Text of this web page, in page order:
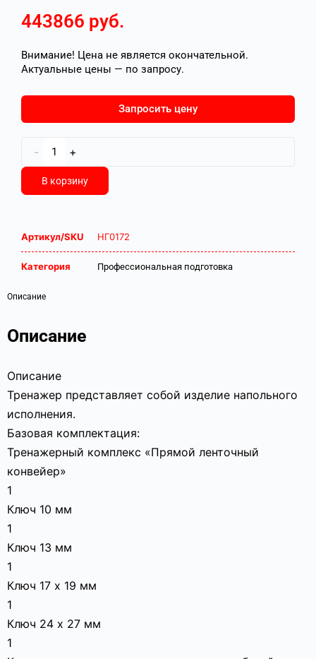
443866 руб.
Внимание! Цена не является окончательной.
Актуальные цены — по запросу.
Запросить цену
- +
В корзину
Артикул/SKU НГ0172
Категория Профессиональная подготовка
Описание
Описание
Описание
Тренажер представляет собой изделие напольного
исполнения.
Базовая комплектация:
Тренажерный комплекс «Прямой ленточный
конвейер»
1
Ключ 10 мм
1
Ключ 13 мм
1
Ключ 17 х 19 мм
1
Ключ 24 х 27 мм
1